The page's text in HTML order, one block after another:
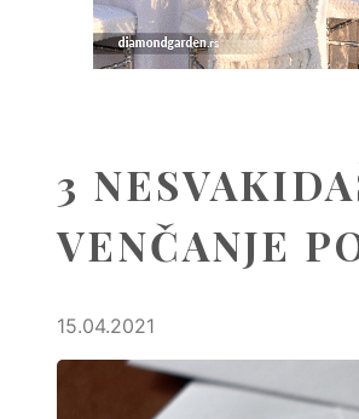
3
VENČANJE
15.04.2021